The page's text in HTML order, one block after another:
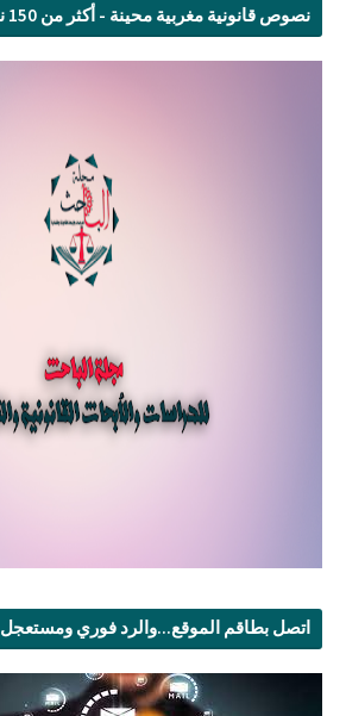
نصوص قانونية مغربية محينة - أكثر من 150 نص قانوني
اتصل بطاقم الموقع...والرد فوري ومستعجل